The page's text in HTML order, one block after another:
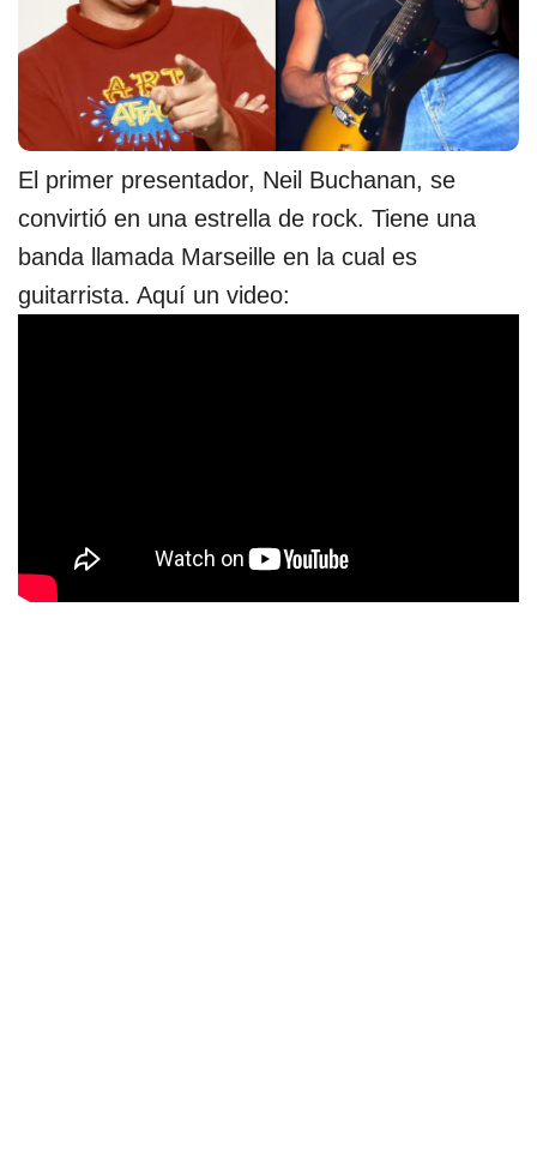
El primer presentador, Neil Buchanan, se
convirtió en una estrella de rock. Tiene una
banda llamada Marseille en la cual es
guitarrista. Aquí un video: